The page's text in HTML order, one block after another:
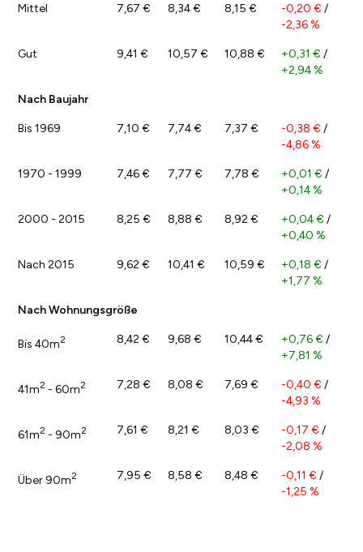
Mittel 7,67 € 8,34 € 8,15 € -0,20 € /
-2,36 %
Gut 9,41 € 10,57 € 10,88 € +0,31 € /
+2,94 %
Nach Baujahr
Bis 1969 7,10 € 7,74 € 7,37 € -0,38 € /
-4,86 %
1970 - 1999 7,46 € 7,77 € 7,78 € +0,01 € /
+0,14 %
2000 - 2015 8,25 € 8,88 € 8,92 € +0,04 € /
+0,40 %
Nach 2015 9,62 € 10,41 € 10,59 € +0,18 € /
+1,77 %
Nach Wohnungsgröße
Bis 40m2 8,42 € 9,68 € 10,44 € +0,76 € /
+7,81 %
41m2 - 60m2 7,28 € 8,08 € 7,69 € -0,40 € /
-4,93 %
61m2 - 90m2 7,61 € 8,21 € 8,03 € -0,17 € /
-2,08 %
Über 90m2 7,95 € 8,58 € 8,48 € -0,11 € /
-1,25 %